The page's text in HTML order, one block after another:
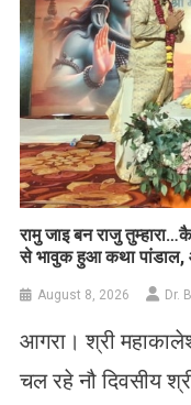
रामु जाइ बन राजु
से भावुक हुआ कथा पांडाल,
August 8, 2026 Dr.
आगरा। श्री
चल रहे नौ दिवसीय